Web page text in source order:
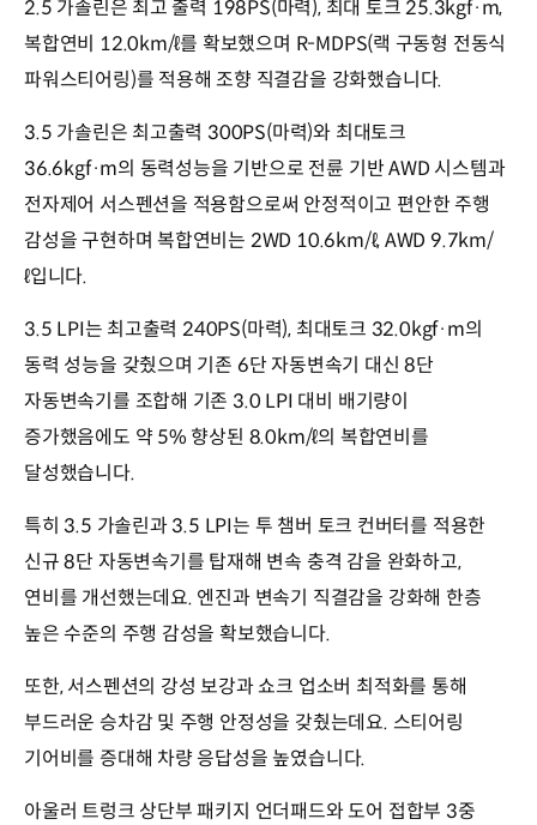
2.5 가솔린은 최고 출력 198PS(마력), 최대 토크 25.3kgf·m,
복합연비 12.0km/ℓ를 확보했으며 R-MDPS(랙 구동형 전동식
파워스티어링)를 적용해 조향 직결감을 강화했습니다.
3.5 가솔린은 최고출력 300PS(마력)와 최대토크
36.6kgf·m의 동력성능을 기반으로 전륜 기반 AWD 시스템과
전자제어 서스펜션을 적용함으로써 안정적이고 편안한 주행
감성을 구현하며 복합연비는 2WD 10.6km/ℓ, AWD 9.7km/
ℓ입니다.
3.5 LPI는 최고출력 240PS(마력), 최대토크 32.0kgf·m의
동력 성능을 갖췄으며 기존 6단 자동변속기 대신 8단
자동변속기를 조합해 기존 3.0 LPI 대비 배기량이
증가했음에도 약 5% 향상된 8.0km/ℓ의 복합연비를
달성했습니다.
특히 3.5 가솔린과 3.5 LPI는 투 챔버 토크 컨버터를 적용한
신규 8단 자동변속기를 탑재해 변속 충격 감을 완화하고,
연비를 개선했는데요. 엔진과 변속기 직결감을 강화해 한층
높은 수준의 주행 감성을 확보했습니다.
또한, 서스펜션의 강성 보강과 쇼크 업소버 최적화를 통해
부드러운 승차감 및 주행 안정성을 갖췄는데요. 스티어링
기어비를 증대해 차량 응답성을 높였습니다.
아울러 트렁크 상단부 패키지 언더패드와 도어 접합부 3중